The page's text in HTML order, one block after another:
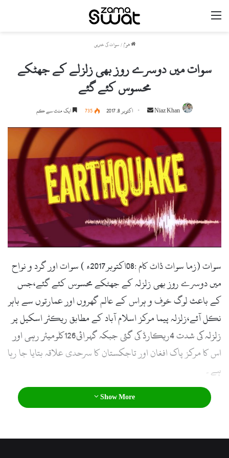
ھوم / سوات کی خبریں
سوات میں دوسرے روز بھی زلزلے کے جھٹکے
محسوس کئے گئے
Niaz Khan
d
a
n
m
a
i
l
اکتوبر 8, 2017 735 ایک منٹ سے کم
سوات (زما سوات ڈاٹ کام :08اکتوبر2017ء ) سوات اور گرد و نواح
میں دوسرے روز بھی زلزلہ کے جھٹکے محسوس کئے گئے،جس
کے باعث لوگ خوف و ہراس کے عالم گھروں اور عمارتوں سے باہر
نکل آئے،زلزلہ پیما مرکز اسلام آباد کے مطابق ریکٹر اسکیل پر
زلزلہ کی شدت 4ریکارڈ کی گئی جبکہ گہرائی126کلومیٹر رہی اور
اس کا مرکز پاک افغان اور تاجکستان کا سرحدی علاقہ بتایا جا رہا
ہے۔
Show More